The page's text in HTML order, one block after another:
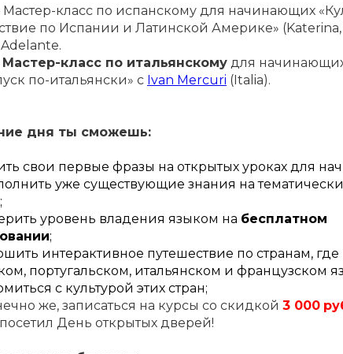
класс по испанскому для начинающих
по Испании и Латинской Америке» (Katerina,
Мастер-класс по итальянскому для
по-итальянски» c Ivan Mercuri (Italia).
дня ты сможешь:
свои первые фразы на открытых уроках для
уже существующие знания на
уровень владения языком на бесплатном
;
интерактивное путешествие по странам, где
португальском, итальянском и французском
с культурой этих стран;
же, записаться на курсы со скидкой 3 000
посетил День открытых дверей!